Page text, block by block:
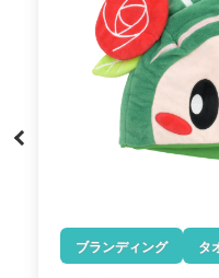
ブランディング 販